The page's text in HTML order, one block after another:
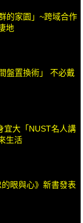
的家園」~跨域合作
地
盤置換術」 不必戴
宜大「NUST名人講
生活
眼與心》新書發表